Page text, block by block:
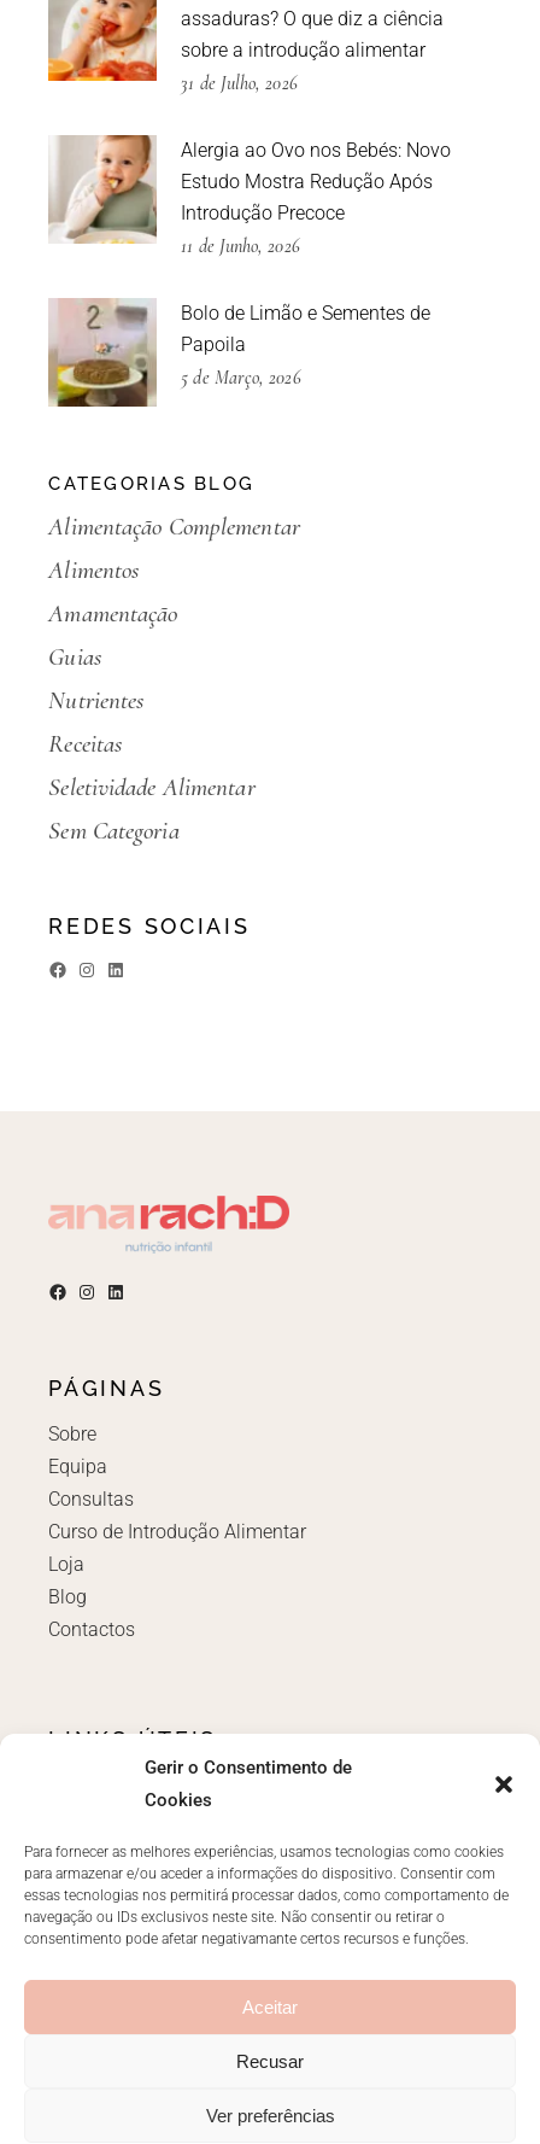
Gerir o Consentimento de
Cookies
Para fornecer as melhores experiências, usamos tecnologias como cookies
para armazenar e/ou aceder a informações do dispositivo. Consentir com
essas tecnologias nos permitirá processar dados, como comportamento de
navegação ou IDs exclusivos neste site. Não consentir ou retirar o
consentimento pode afetar negativamante certos recursos e funções.
Aceitar
Recusar
Ver preferências
assaduras? O que diz a ciência
sobre a introdução alimentar
31 de Julho, 2026
Alergia ao Ovo nos Bebés: Novo
Estudo Mostra Redução Após
Introdução Precoce
11 de Junho, 2026
Bolo de Limão e Sementes de
Papoila
5 de Março, 2026
CATEGORIAS BLOG
Alimentação Complementar
Alimentos
Amamentação
Guias
Nutrientes
Receitas
Seletividade Alimentar
Sem Categoria
REDES SOCIAIS
PÁGINAS
Sobre
Equipa
Consultas
Curso de Introdução Alimentar
Loja
Blog
Contactos
LINKS ÚTEIS
Livro de reclamações